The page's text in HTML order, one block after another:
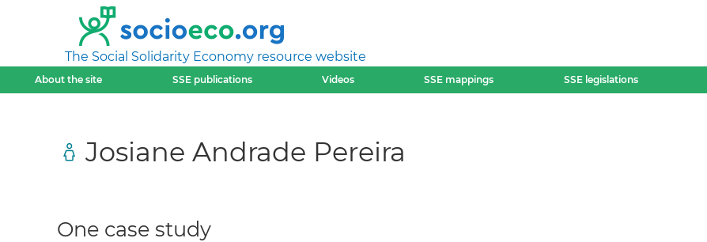
The Social Solidarity Economy resource website
About the site SSE publications Videos SSE mappings SSE legislations
Josiane Andrade Pereira
One case study